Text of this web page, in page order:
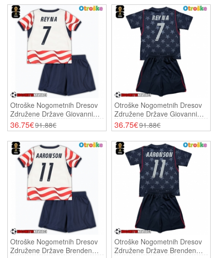
Otroške Nogometnih Dresov
Združene Države Giovanni
Reyna #7 Domači SP 2026
Kratki Rokavi (+ Hlače)
36.75€91.88€
Otroške Nogometnih Dresov
Združene Države Giovanni
Reyna #7 Gostujoči SP 2026
Kratki Rokavi (+ Hlače)
36.75€91.88€
Otroške Nogometnih Dresov
Združene Države Brenden
Otroške Nogometnih Dresov
Združene Države Brenden